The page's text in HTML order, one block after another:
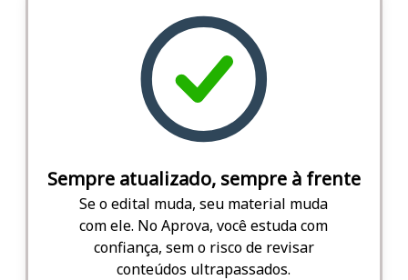
Sempre atualizado, sempre à frente
Se o edital muda, seu material muda
com ele. No Aprova, você estuda com
confiança, sem o risco de revisar
conteúdos ultrapassados.